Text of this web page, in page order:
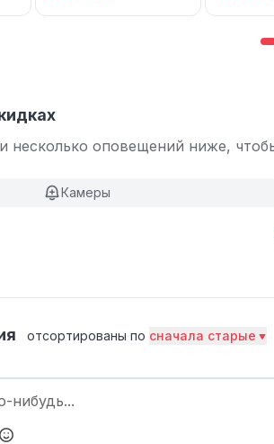
131-RW
несколько оповещений ниже,
Камеры
отсортированы по сначала старые